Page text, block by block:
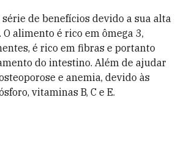
de benefícios devido a sua alta
alimento é rico em ômega 3,
é rico em fibras e portanto
do intestino. Além de ajudar
e anemia, devido às
vitaminas B, C e E.